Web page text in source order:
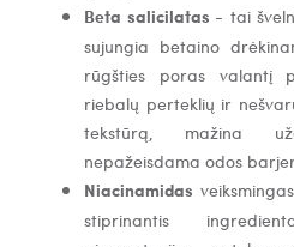
Beta salicilatas - tai
sujungia betaino
rūgšties poras valantį
riebalų perteklių ir
tekstūrą, mažina
nepažeisdama odos
Niacinamidas
stiprinantis